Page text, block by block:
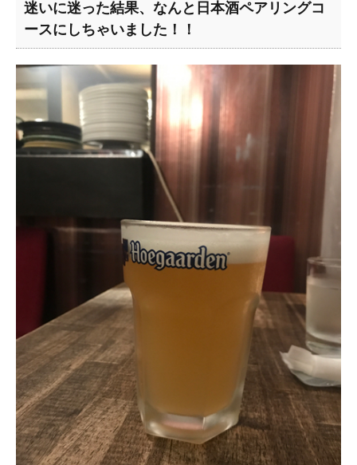
迷いに迷った結果、なんと日本酒ペアリングコ
ースにしちゃいました！！